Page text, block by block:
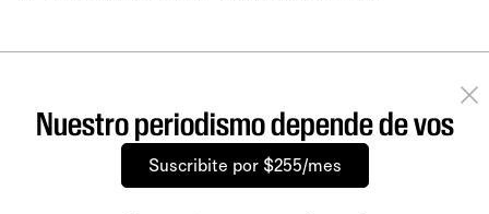
Nuestro periodismo depende de vos
Suscribite por $255/mes